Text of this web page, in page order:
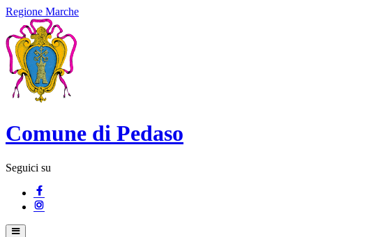
Regione Marche
Comune di Pedaso
Seguici su